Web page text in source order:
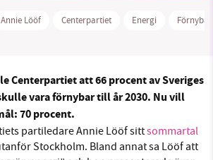
Sparade inlägg Tipsa oss
Instagram
LinkedIn
Annie Lööf Centerpartiet Energi
Centerpartiet att 66 procent av Sveriges
vara förnybar till år 2030. Nu vill
70 procent.
partiledare Annie Lööf sittsommartal
Stockholm. Bland annat sa Lööf att